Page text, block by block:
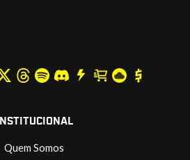
INSTITUCIONAL
Quem Somos